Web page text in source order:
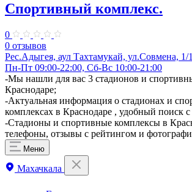
Спортивный комплекс.
0
0 отзывов
Рес.Адыгея, аул Тахтамукай, ул.Совмена, 1/1
Пн-Пт 09:00-22:00, Сб-Вс 10:00-21:00
-Мы нашли для вас 3 стадионов и
Краснодаре;
-Актуальная информация о стадионах и
комплексах в Краснодаре , удобный поиск
-Стадионы и спортивные комплексы в
телефоны, отзывы с рейтингом и
Меню
Махачкала